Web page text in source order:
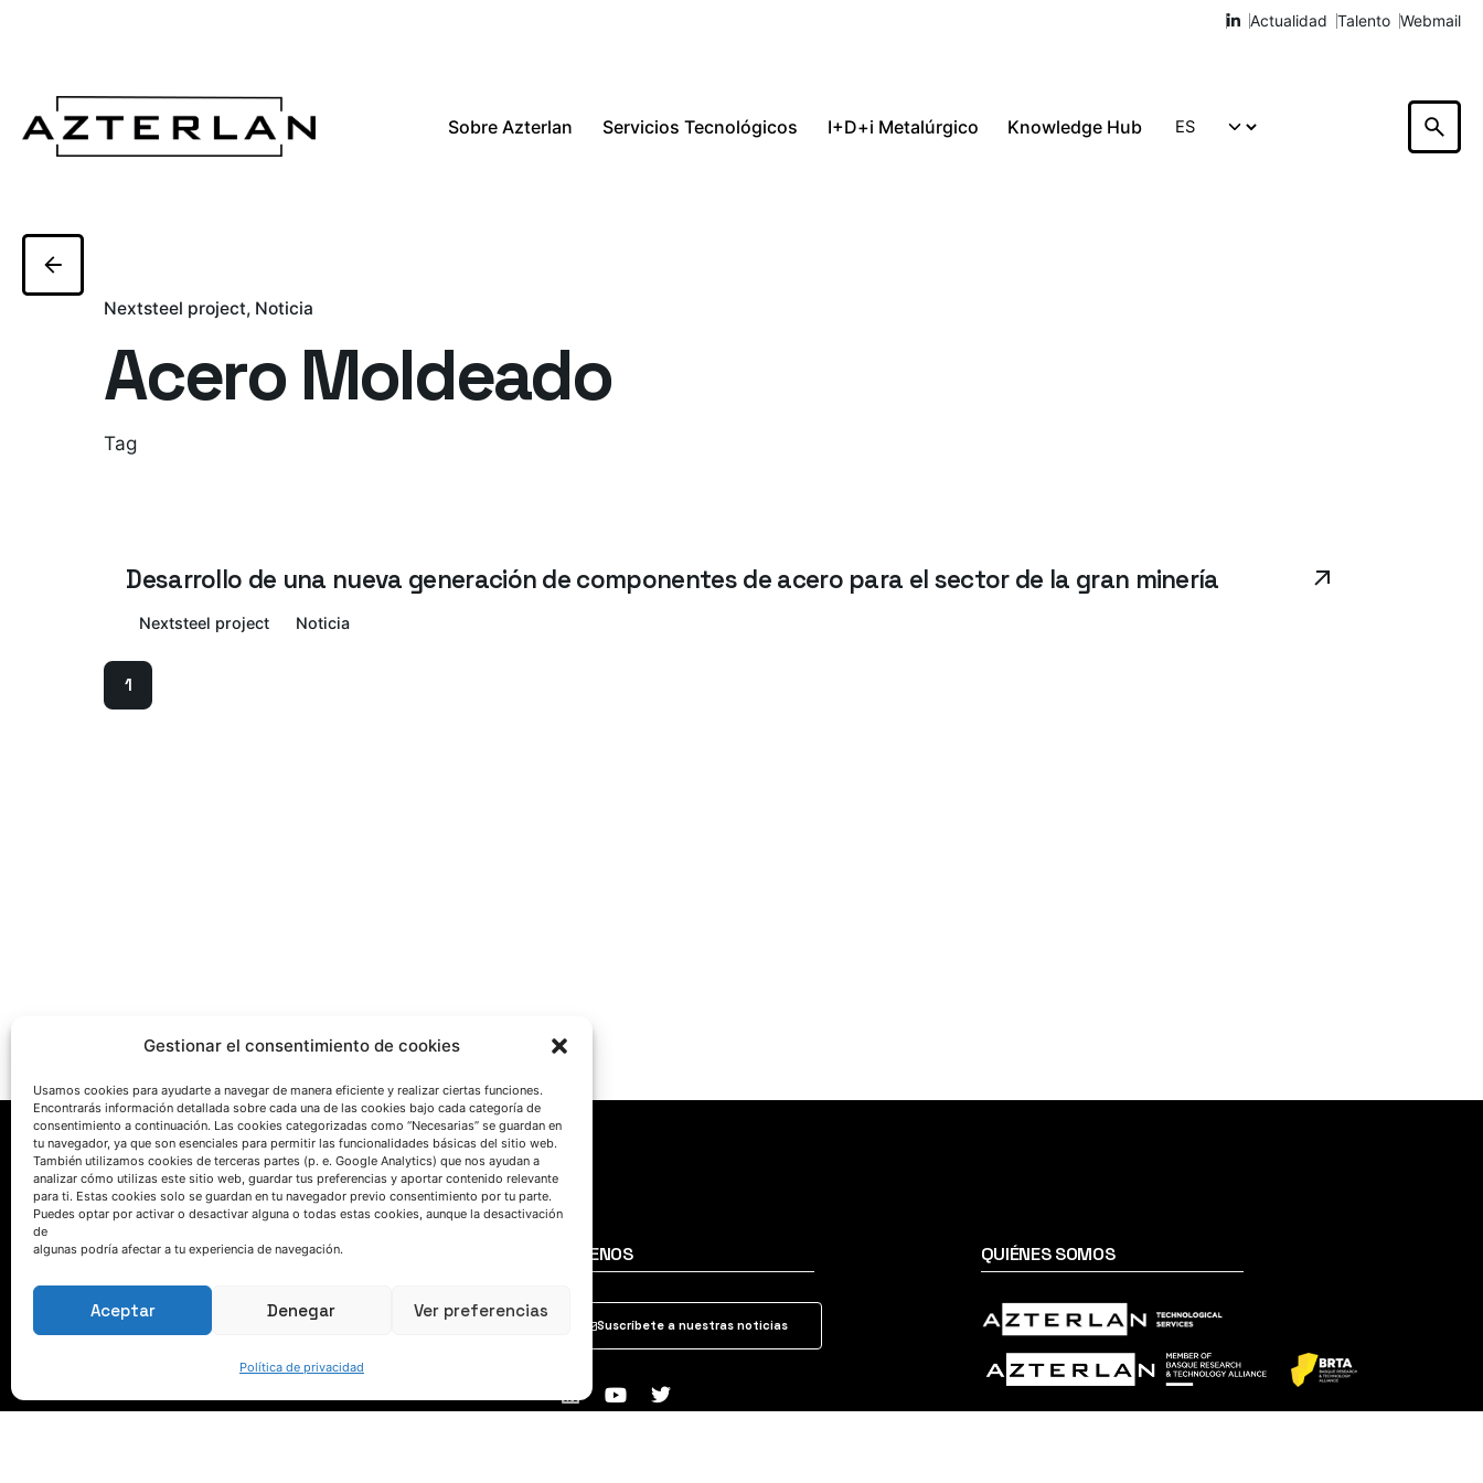
Gestionar el consentimiento de cookies
Usamos cookies para ayudarte a navegar de manera eficiente y realizar ciertas funciones.
Encontrarás información detallada sobre cada una de las cookies bajo cada categoría de
consentimiento a continuación. Las cookies categorizadas como “Necesarias” se guardan en
tu navegador, ya que son esenciales para permitir las funcionalidades básicas del sitio web.
También utilizamos cookies de terceras partes (p. e. Google Analytics) que nos ayudan a
analizar cómo utilizas este sitio web, guardar tus preferencias y aportar contenido relevante
para ti. Estas cookies solo se guardan en tu navegador previo consentimiento por tu parte.
Puedes optar por activar o desactivar alguna o todas estas cookies, aunque la desactivación
de
algunas podría afectar a tu experiencia de navegación.
Aceptar Denegar Ver preferencias
Política de privacidad
Actualidad Talento Webmail
Sobre Azterlan Servicios Tecnológicos I+D+i Metalúrgico Knowledge Hub
Nextsteel project Noticia
Acero Moldeado
Tag
Desarrollo de una nueva generación de componentes de acero para el sector de la gran minería
Nextsteel project Noticia
1
HABLEMOS
(+34) 946 215 470
SÍGUENOS
Suscríbete a nuestras noticias
QUIÉNES SOMOS